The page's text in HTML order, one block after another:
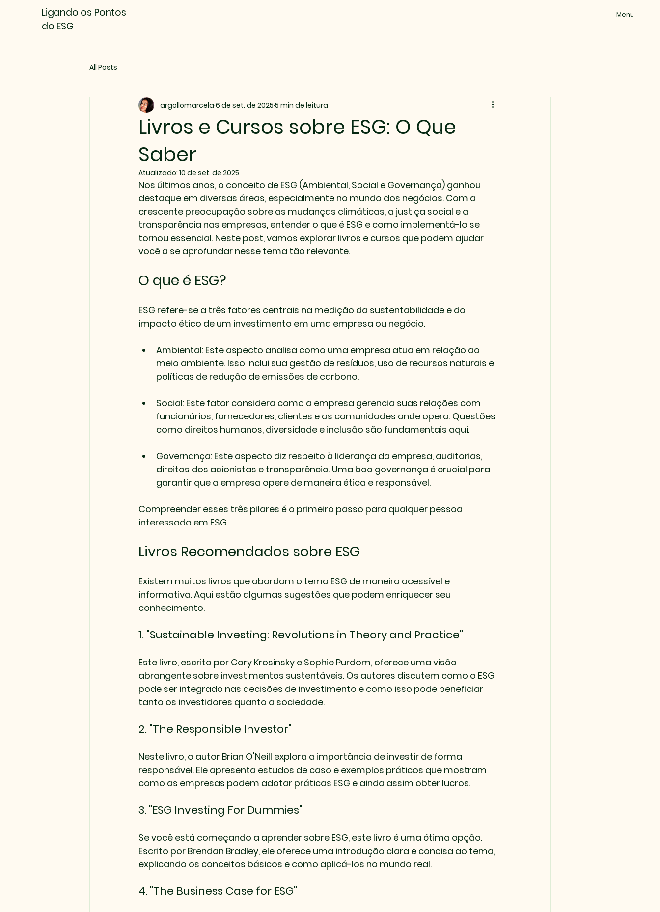
Ligando os Pontos
do ESG
Menu
All Posts
Livros e Cursos sobre ESG: O Que
Saber
argollomarcela 6 de set. de 2025 5 min de leitura
Atualizado: 10 de set. de 2025
Nos últimos anos, o conceito de ESG (Ambiental, Social e Governança) ganhou
destaque em diversas áreas, especialmente no mundo dos negócios. Com a
crescente preocupação sobre as mudanças climáticas, a justiça social e a
transparência nas empresas, entender o que é ESG e como implementá-lo se
tornou essencial. Neste post, vamos explorar livros e cursos que podem ajudar
você a se aprofundar nesse tema tão relevante.
O que é ESG?
ESG refere-se a três fatores centrais na medição da sustentabilidade e do
impacto ético de um investimento em uma empresa ou negócio.
Ambiental: Este aspecto analisa como uma empresa atua em relação ao
meio ambiente. Isso inclui sua gestão de resíduos, uso de recursos naturais e
políticas de redução de emissões de carbono.
Social: Este fator considera como a empresa gerencia suas relações com
funcionários, fornecedores, clientes e as comunidades onde opera. Questões
como direitos humanos, diversidade e inclusão são fundamentais aqui.
Governança: Este aspecto diz respeito à liderança da empresa, auditorias,
direitos dos acionistas e transparência. Uma boa governança é crucial para
garantir que a empresa opere de maneira ética e responsável.
Compreender esses três pilares é o primeiro passo para qualquer pessoa
interessada em ESG.
Livros Recomendados sobre ESG
Existem muitos livros que abordam o tema ESG de maneira acessível e
informativa. Aqui estão algumas sugestões que podem enriquecer seu
conhecimento.
1. "Sustainable Investing: Revolutions in Theory and Practice"
Este livro, escrito por Cary Krosinsky e Sophie Purdom, oferece uma visão
abrangente sobre investimentos sustentáveis. Os autores discutem como o ESG
pode ser integrado nas decisões de investimento e como isso pode beneficiar
tanto os investidores quanto a sociedade.
2. "The Responsible Investor"
Neste livro, o autor Brian O'Neill explora a importância de investir de forma
responsável. Ele apresenta estudos de caso e exemplos práticos que mostram
como as empresas podem adotar práticas ESG e ainda assim obter lucros.
3. "ESG Investing For Dummies"
Se você está começando a aprender sobre ESG, este livro é uma ótima opção.
Escrito por Brendan Bradley, ele oferece uma introdução clara e concisa ao tema,
explicando os conceitos básicos e como aplicá-los no mundo real.
4. "The Business Case for ESG"